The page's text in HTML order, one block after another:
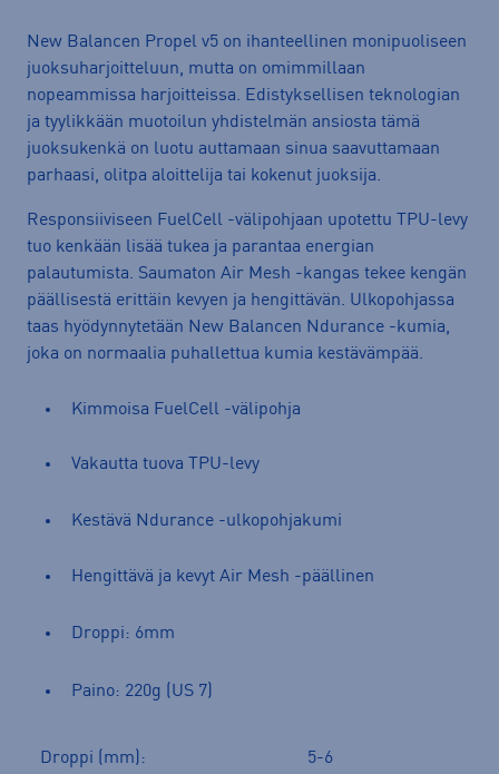
New Balancen Propel v5 on ihanteellinen monipuoliseen
juoksuharjoitteluun, mutta on omimmillaan
nopeammissa harjoitteissa. Edistyksellisen teknologian
ja tyylikkään muotoilun yhdistelmän ansiosta tämä
juoksukenkä on luotu auttamaan sinua saavuttamaan
parhaasi, olitpa aloittelija tai kokenut juoksija.
Responsiiviseen FuelCell -välipohjaan upotettu TPU-levy
tuo kenkään lisää tukea ja parantaa energian
palautumista. Saumaton Air Mesh -kangas tekee kengän
päällisestä erittäin kevyen ja hengittävän. Ulkopohjassa
taas hyödynnytetään New Balancen Ndurance -kumia,
joka on normaalia puhallettua kumia kestävämpää.
Kimmoisa FuelCell -välipohja
Vakautta tuova TPU-levy
Kestävä Ndurance -ulkopohjakumi
Hengittävä ja kevyt Air Mesh -päällinen
Droppi: 6mm
Paino: 220g (US 7)
Droppi (mm): 5-6